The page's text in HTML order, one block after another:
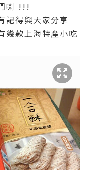
喇 !!!
記得與大家分享
幾款上海特產小吃